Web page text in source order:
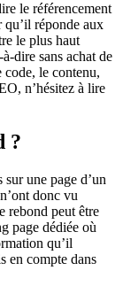
le référencement
réponde aux
le plus haut
dire sans achat de
le contenu,
n’hésitez à lire
?
une page d’un
donc vu
rebond peut être
page dédiée où
qu’il
en compte dans